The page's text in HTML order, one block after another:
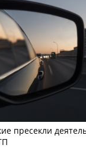
пресекли